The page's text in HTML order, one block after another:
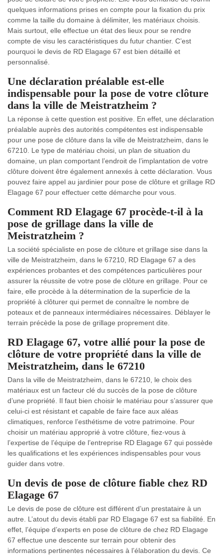
quelques informations prises en compte pour la fixation du prix
comme la taille du domaine à délimiter, les matériaux choisis.
Mais surtout, elle effectue un état des lieux pour se rendre
compte de visu les caractéristiques du futur chantier. C’est
pourquoi le devis de RD Elagage 67 est bien détaillé et
personnalisé.
Une déclaration préalable est-elle
indispensable pour la pose de votre clôture
dans la ville de Meistratzheim ?
La réponse à cette question est positive. En effet, une déclaration
préalable auprès des autorités compétentes est indispensable
pour une pose de clôture dans la ville de Meistratzheim, dans le
67210. Le type de matériau choisi, un plan de situation du
domaine, un plan comportant l’endroit de l’implantation de votre
clôture doivent être également annexés à cette déclaration. Vous
pouvez faire appel au jardinier pour pose de clôture et grillage RD
Elagage 67 pour effectuer cette démarche pour vous.
Comment RD Elagage 67 procède-t-il à la
pose de grillage dans la ville de
Meistratzheim ?
La société spécialiste en pose de clôture et grillage sise dans la
ville de Meistratzheim, dans le 67210, RD Elagage 67 a des
expériences probantes et des compétences particulières pour
assurer la réussite de votre pose de clôture en grillage. Pour ce
faire, elle procède à la détermination de la superficie de la
propriété à clôturer qui permet de connaître le nombre de
poteaux et de panneaux intermédiaires nécessaires. Déblayer le
terrain précède la pose de grillage proprement dite.
RD Elagage 67, votre allié pour la pose de
clôture de votre propriété dans la ville de
Meistratzheim, dans le 67210
Dans la ville de Meistratzheim, dans le 67210, le choix des
matériaux est un facteur clé du succès de la pose de clôture
d’une propriété. Il faut bien choisir le matériau pour s’assurer que
celui-ci est résistant et capable de faire face aux aléas
climatiques, renforce l’esthétisme de votre patrimoine. Pour
choisir un matériau approprié à votre clôture, fiez-vous à
l’expertise de l’équipe de l’entreprise RD Elagage 67 qui possède
les qualifications et les expériences indispensables pour vous
guider dans votre.
Un devis de pose de clôture fiable chez RD
Elagage 67
Le devis de pose de clôture est différent d’un prestataire à un
autre. L’atout du devis établi par RD Elagage 67 est sa fiabilité. En
effet, l’équipe d’experts en pose de clôture de chez RD Elagage
67 effectue une descente sur terrain pour obtenir des
informations pertinentes nécessaires à l’élaboration du devis. Ce